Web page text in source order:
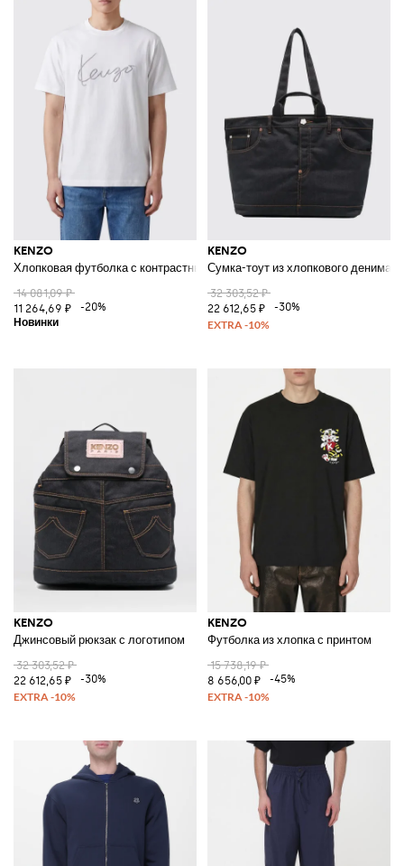
KENZO
Хлопковая футболка с контрастным логотипом
14 081,09 ₽
11 264,69 ₽
-20%
KENZO
Сумка-тоут из хлопкового денима
32 303,52 ₽
22 612,65 ₽
-30%
KENZO
Джинсовый рюкзак с логотипом
32 303,52 ₽
22 612,65 ₽
-30%
KENZO
Футболка из хлопка с принтом
15 738,19 ₽
8 656,00 ₽
-45%